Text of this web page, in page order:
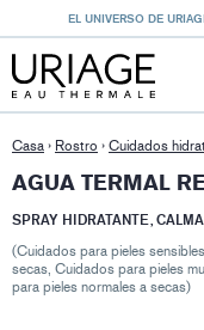
EL UNIVERSO DE
Casa › Rostro › Cuidados
AGUA TERMAL
SPRAY HIDRATANTE,
(Cuidados para pieles
secas, Cuidados para pieles
para pieles normales a secas)